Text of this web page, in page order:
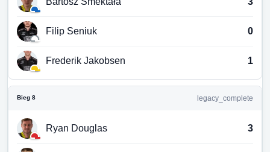
Filip Seniuk 0
Frederik Jakobsen 1
Bieg 8 legacy_complete
Ryan Douglas 3